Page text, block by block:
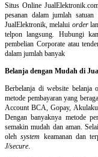
Situs Online
pesanan dalam jumlah satuan
JualElektronik, melalui order
telpon langsung. Hubungi
pembelian Corporate atau
dalam jumlah banyak
Belanja dengan Mudah di
Berbelanja diwebsite belanja
metode pembayaran yang
Account BCA, Gopay,
Dengan banyaknya metode
semakin mudah dan aman.
olehsystem keamanan dan
J/secure.